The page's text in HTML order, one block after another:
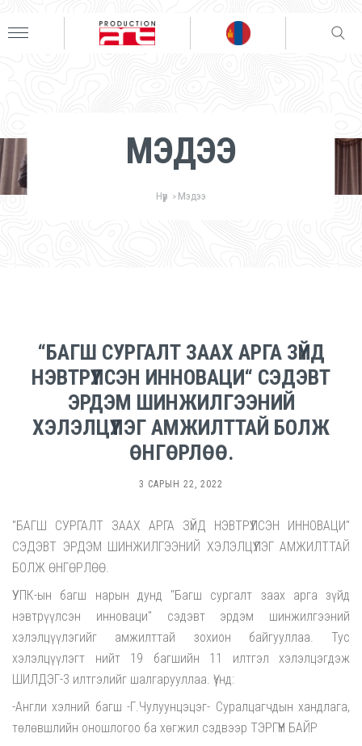
МЭДЭЭ
Нүүр > Мэдээ
“БАГШ СУРГАЛТ ЗААХ АРГА ЗҮЙД
НЭВТРҮҮЛСЭН ИННОВАЦИ“ СЭДЭВТ
ЭРДЭМ ШИНЖИЛГЭЭНИЙ
ХЭЛЭЛЦҮҮЛЭГ АМЖИЛТТАЙ БОЛЖ
ӨНГӨРЛӨӨ.
3 САРЫН 22, 2022
"БАГШ СУРГАЛТ ЗААХ АРГА ЗҮЙД НЭВТРҮҮЛСЭН ИННОВАЦИ"
СЭДЭВТ ЭРДЭМ ШИНЖИЛГЭЭНИЙ ХЭЛЭЛЦҮҮЛЭГ АМЖИЛТТАЙ
БОЛЖ ӨНГӨРЛӨӨ.
ҮУПК-ын багш нарын дунд "Багш сургалт заах арга зүйд
нэвтрүүлсэн инноваци" сэдэвт эрдэм шинжилгээний
хэлэлцүүлэгийг амжилттай зохион байгууллаа. Тус
хэлэлцүүлэгт нийт 19 багшийн 11 илтгэл хэлэлцэгдэж
ШИЛДЭГ-3 илтгэлийг шалгарууллаа. Үүнд:
-Англи хэлний багш -Г.Чулуунцэцэг- Суралцагчдын хандлага,
төлөвшлийн оношлогоо ба хөгжил сэдвээр ТЭРГҮҮН БАЙР